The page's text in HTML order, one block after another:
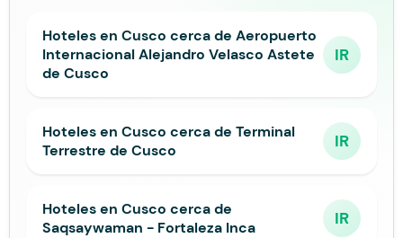
Hoteles en Cusco cerca de Aeropuerto
Internacional Alejandro Velasco Astete
de Cusco
IR
Hoteles en Cusco cerca de Terminal
Terrestre de Cusco
IR
Hoteles en Cusco cerca de
Saqsaywaman - Fortaleza Inca
IR